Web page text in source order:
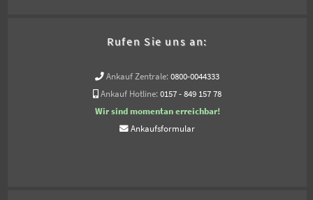
Rufen Sie uns an:
Ankauf Zentrale: 0800-0044333
Ankauf Hotline: 0157 - 849 157 78
Wir sind momentan erreichbar!
Ankaufsformular